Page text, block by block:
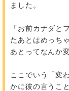
ました。
「お前カナダと
たあとはめっち
あとってなんか
ここでいう「変
かに彼の言うこ